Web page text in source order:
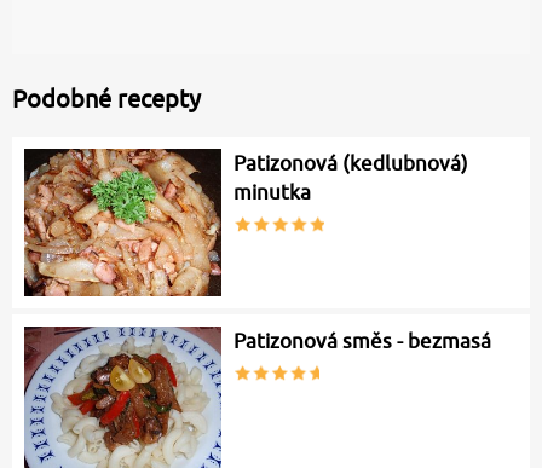
Podobné recepty
Patizonová (kedlubnová)
minutka
Patizonová směs - bezmasá